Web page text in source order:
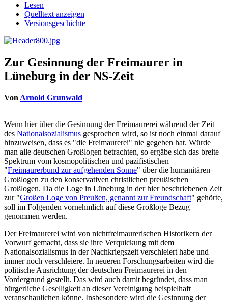
Lesen
Quelltext anzeigen
Versionsgeschichte
Zur Gesinnung der Freimaurer in
Lüneburg in der NS-Zeit
Von Arnold Grunwald
Wenn hier über die Gesinnung der Freimaurerei während der Zeit
des Nationalsozialismus gesprochen wird, so ist noch einmal darauf
hinzuweisen, dass es "die Freimaurerei" nie gegeben hat. Würde
man alle deutschen Großlogen betrachten, so ergäbe sich das breite
Spektrum vom kosmopolitischen und pazifistischen
"Freimaurerbund zur aufgehenden Sonne" über die humanitären
Großlogen zu den konservativen christlichen preußischen
Großlogen. Da die Loge in Lüneburg in der hier beschriebenen Zeit
zur "Großen Loge von Preußen, genannt zur Freundschaft" gehörte,
soll im Folgenden vornehmlich auf diese Großloge Bezug
genommen werden.
Der Freimaurerei wird von nichtfreimaurerischen Historikern der
Vorwurf gemacht, dass sie ihre Verquickung mit dem
Nationalsozialismus in der Nachkriegszeit verschleiert habe und
immer noch verschleiere. In neueren Forschungsarbeiten wird die
politische Ausrichtung der deutschen Freimaurerei in den
Vordergrund gestellt. Das wird auch damit begründet, dass man
bürgerliche Geselligkeit an dieser Vereinigung beispielhaft
veranschaulichen könne. Insbesondere wird die Gesinnung der